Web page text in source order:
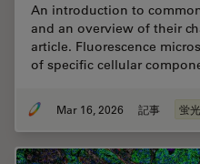
An introduction to
and an overview of their
article. Fluorescence
of specific cellular
Mar 16, 2026 記事 蛍光